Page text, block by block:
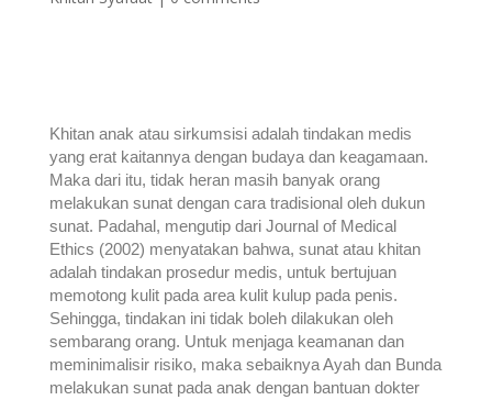
Khitan anak atau sirkumsisi adalah tindakan medis
yang erat kaitannya dengan budaya dan keagamaan.
Maka dari itu, tidak heran masih banyak orang
melakukan sunat dengan cara tradisional oleh dukun
sunat. Padahal, mengutip dari Journal of Medical
Ethics (2002) menyatakan bahwa, sunat atau khitan
adalah tindakan prosedur medis, untuk bertujuan
memotong kulit pada area kulit kulup pada penis.
Sehingga, tindakan ini tidak boleh dilakukan oleh
sembarang orang. Untuk menjaga keamanan dan
meminimalisir risiko, maka sebaiknya Ayah dan Bunda
melakukan sunat pada anak dengan bantuan dokter